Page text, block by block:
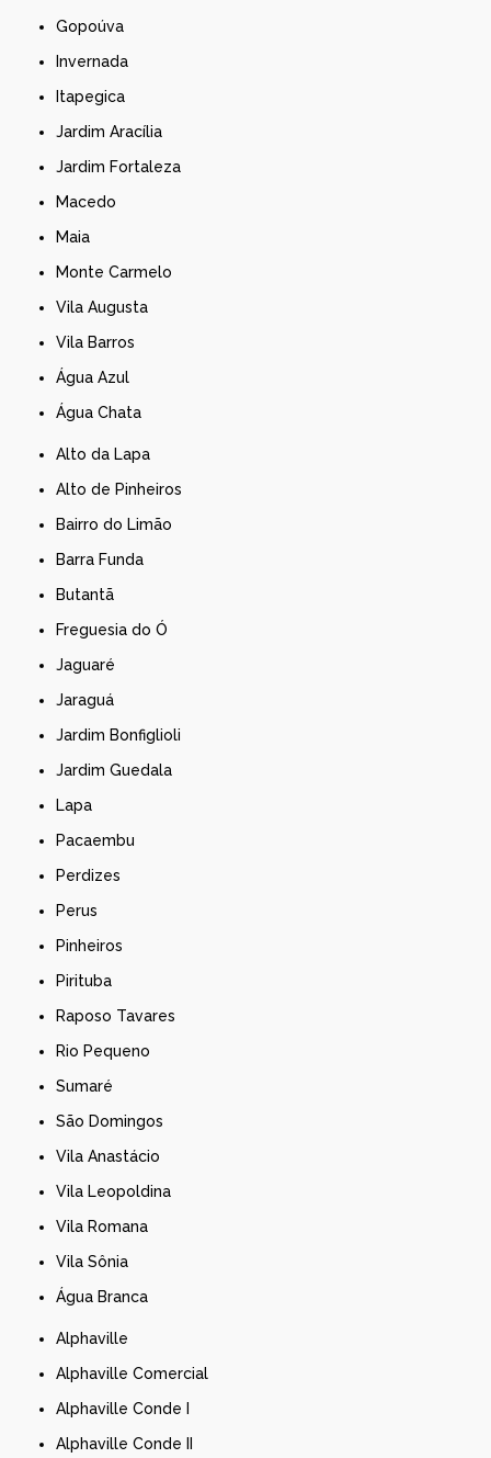
Gopoúva
Invernada
Itapegica
Jardim Aracília
Jardim Fortaleza
Macedo
Maia
Monte Carmelo
Vila Augusta
Vila Barros
Água Azul
Água Chata
Alto da Lapa
Alto de Pinheiros
Bairro do Limão
Barra Funda
Butantã
Freguesia do Ó
Jaguaré
Jaraguá
Jardim Bonfiglioli
Jardim Guedala
Lapa
Pacaembu
Perdizes
Perus
Pinheiros
Pirituba
Raposo Tavares
Rio Pequeno
Sumaré
São Domingos
Vila Anastácio
Vila Leopoldina
Vila Romana
Vila Sônia
Água Branca
Alphaville
Alphaville Comercial
Alphaville Conde I
Alphaville Conde II